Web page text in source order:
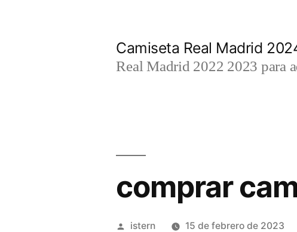
Camiseta Real Madrid
Real Madrid 2022 2023 para
comprar
Publicado
istern 15 de febrero de 2023